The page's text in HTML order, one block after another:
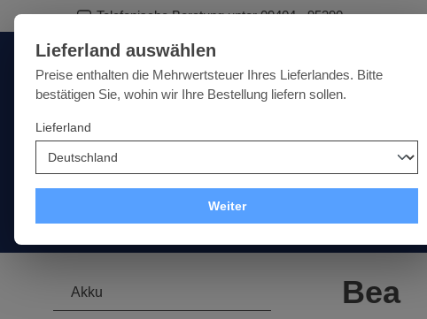
Zur Hauptnavigation springen
Telefonische Beratung unter 09404 - 95390
Lieferland: Deutschland
Qualität · Vielfalt · Kompetenz - alles unter einem Dach
Akku Bea
Lieferland auswählen
Preise enthalten die Mehrwertsteuer Ihres Lieferlandes. Bitte
bestätigen Sie, wohin wir Ihre Bestellung liefern sollen.
Lieferland
Weiter